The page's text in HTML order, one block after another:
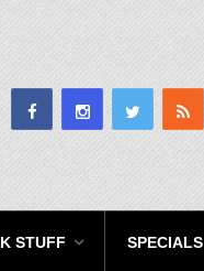
STUFF SPECIALS